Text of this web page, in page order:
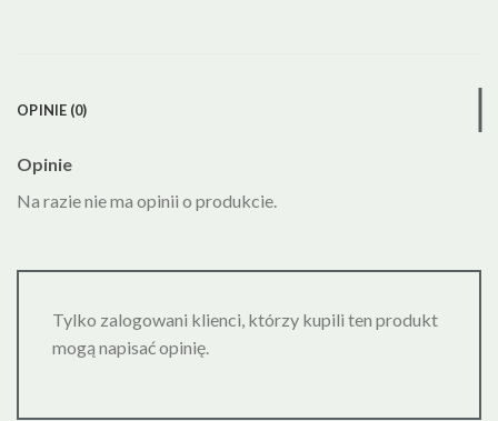
OPINIE (0)
Opinie
Na razie nie ma opinii o produkcie.
Tylko zalogowani klienci, którzy kupili ten produkt
mogą napisać opinię.